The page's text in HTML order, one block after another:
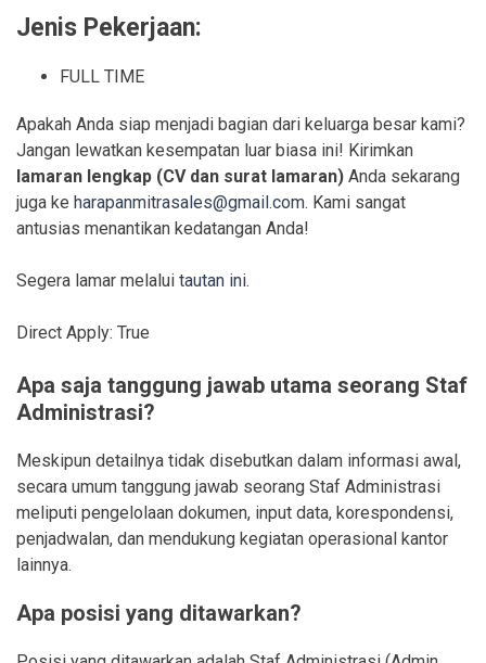
Jenis Pekerjaan:
FULL TIME
Apakah Anda siap menjadi bagian dari keluarga besar kami?
Jangan lewatkan kesempatan luar biasa ini! Kirimkan
lamaran lengkap (CV dan surat lamaran) Anda sekarang
juga ke harapanmitrasales@gmail.com. Kami sangat
antusias menantikan kedatangan Anda!
Segera lamar melalui tautan ini.
Direct Apply: True
Apa saja tanggung jawab utama seorang Staf
Administrasi?
Meskipun detailnya tidak disebutkan dalam informasi awal,
secara umum tanggung jawab seorang Staf Administrasi
meliputi pengelolaan dokumen, input data, korespondensi,
penjadwalan, dan mendukung kegiatan operasional kantor
lainnya.
Apa posisi yang ditawarkan?